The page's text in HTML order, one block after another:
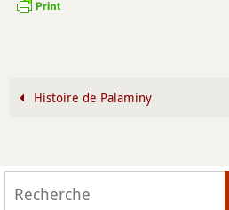
Histoire de Palaminy